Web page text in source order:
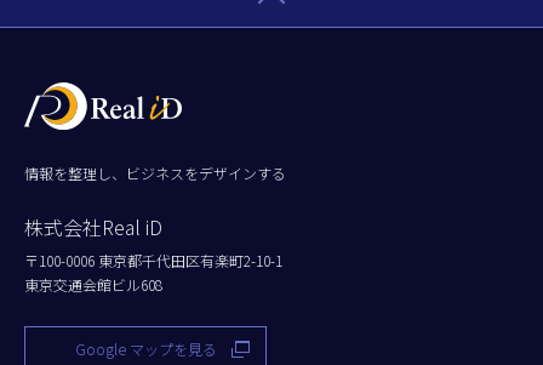
情報を整理し、ビジネスをデザインする
株式会社Real iD
〒100-0006 東京都千代田区有楽町2-10-1
東京交通会館ビル608
Google マップを見る